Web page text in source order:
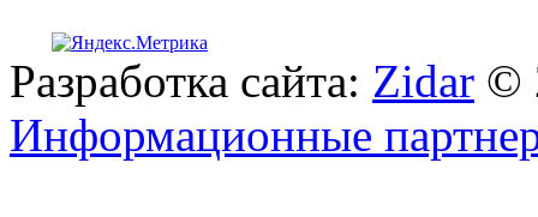
Разработка сайта: Zidar ©
Информационные